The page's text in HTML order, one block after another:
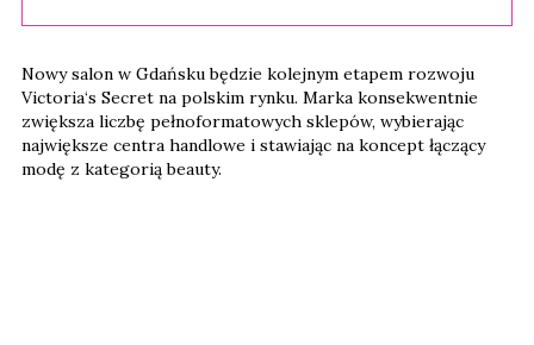
Nowy salon w Gdańsku będzie kolejnym etapem rozwoju
Victoria‘s Secret na polskim rynku. Marka konsekwentnie
zwiększa liczbę pełnoformatowych sklepów, wybierając
największe centra handlowe i stawiając na koncept łączący
modę z kategorią beauty.